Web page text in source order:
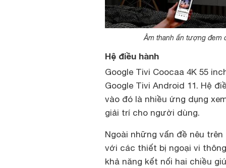
Âm thanh ấn tượng đem
Hệ điều hành
Google Tivi Coocaa 4K 55
Google Tivi Android 11. Hệ
vào đó là nhiều ứng dụng
giải trí cho người dùng.
Ngoài những vấn đề nêu
với các thiết bị ngoại vi
khả năng kết nối hai chiều